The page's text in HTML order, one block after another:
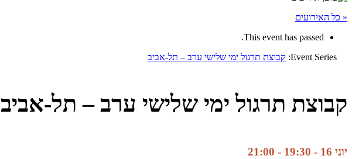
« כל האירועים
This event has passed.
Event Series: קבוצת תרגול ימי שלישי ערב – תל-אביב
קבוצת תרגול ימי שלישי ערב – תל-אביב
יוני 16 - 19:30 -
21:00